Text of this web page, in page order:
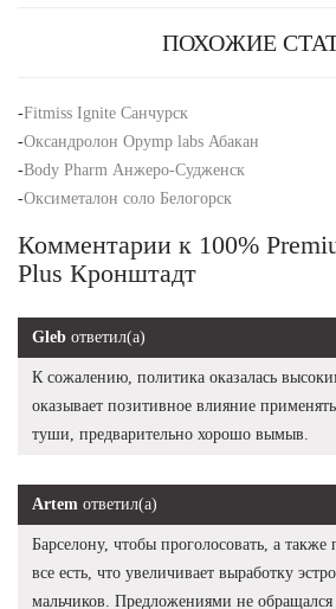
ПОХОЖИЕ
-Fitmiss Ignite Санчурск
-Оксандролон Opymp labs Абакан
-Body Pharm Анжеро-Судженск
-Оксиметалон соло Белогорск
Комментарии к 100%
Plus Кронштадт
Gleb ответил(а)
К сожалению, политика оказалась
оказывает позитивное влияние
туши, предварительно хорошо вымыв.
Artem ответил(а)
Барселону, чтобы проголосовать, а также
все есть, что увеличивает выработку
мальчиков. Предложениями не обращался